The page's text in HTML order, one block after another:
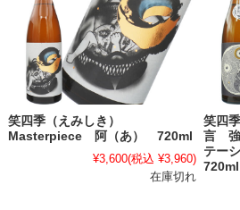
笑四季（えみしき）
Masterpiece 阿（あ） 720ml
¥3,600(税込 ¥3,960)
在庫切れ
笑四
言 強
テー
720ml